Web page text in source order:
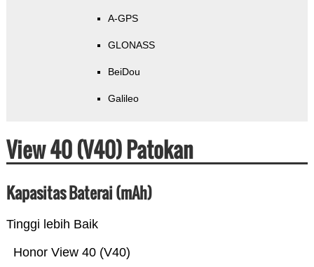
A-GPS
GLONASS
BeiDou
Galileo
View 40 (V40) Patokan
Kapasitas Baterai (mAh)
Tinggi lebih Baik
Honor View 40 (V40)